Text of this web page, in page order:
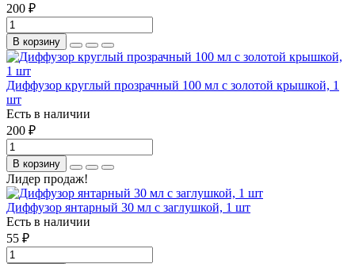
200 ₽
В корзину
Диффузор круглый прозрачный 100 мл с золотой крышкой, 1
шт
Есть в наличии
200 ₽
В корзину
Лидер продаж!
Диффузор янтарный 30 мл с заглушкой, 1 шт
Есть в наличии
55 ₽